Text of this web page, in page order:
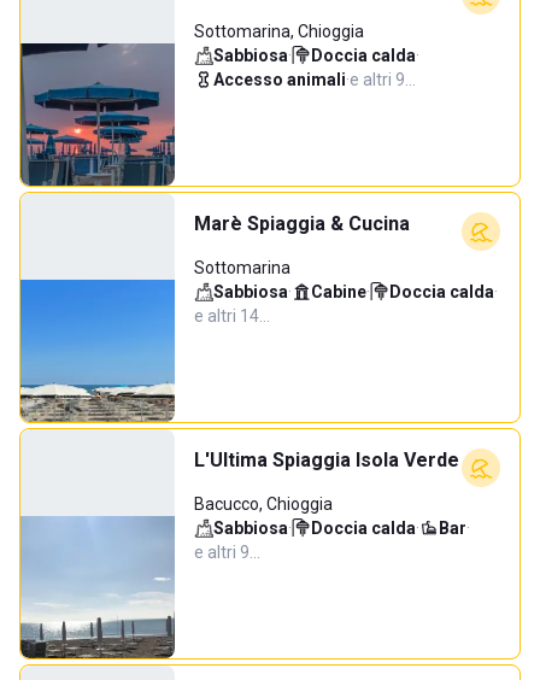
Sottomarina, Chioggia
Sabbiosa· Doccia calda·
Accesso animali·e altri 9…
Marè Spiaggia & Cucina
Sottomarina
Sabbiosa· Cabine· Doccia calda·
e altri 14…
L'Ultima Spiaggia Isola Verde
Bacucco, Chioggia
Sabbiosa· Doccia calda· Bar·
e altri 9…